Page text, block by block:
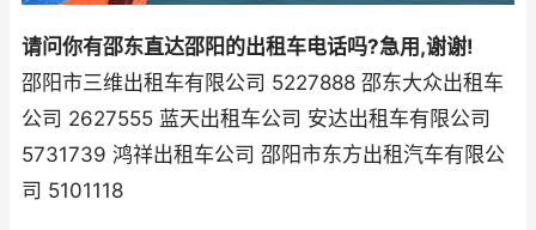
请问你有邵东直达邵阳的出租车电话吗?急用,谢谢!
邵阳市三维出租车有限公司 5227888 邵东大众出租车
公司 2627555 蓝天出租车公司 安达出租车有限公司
5731739 鸿祥出租车公司 邵阳市东方出租汽车有限公
司 5101118